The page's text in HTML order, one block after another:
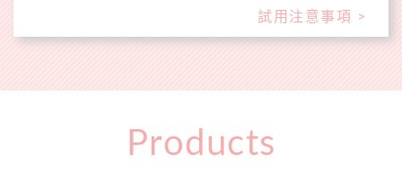
試用注意事項 >
Products